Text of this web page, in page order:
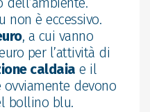
non è eccessivo.
, a cui vanno
per l’attività di
caldaia e il
devono
bollino blu.